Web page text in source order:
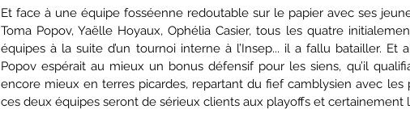
Et face à une équipe fosséenne redoutable sur le papier avec ses
Toma Popov, Yaëlle Hoyaux, Ophélia Casier, tous les quatre
équipes à la suite d’un tournoi interne à l’Insep... il a fallu batailler.
Popov espérait au mieux un bonus défensif pour les siens, qu’il
encore mieux en terres picardes, repartant du fief camblysien avec
ces deux équipes seront de sérieux clients aux playoffs et certainement